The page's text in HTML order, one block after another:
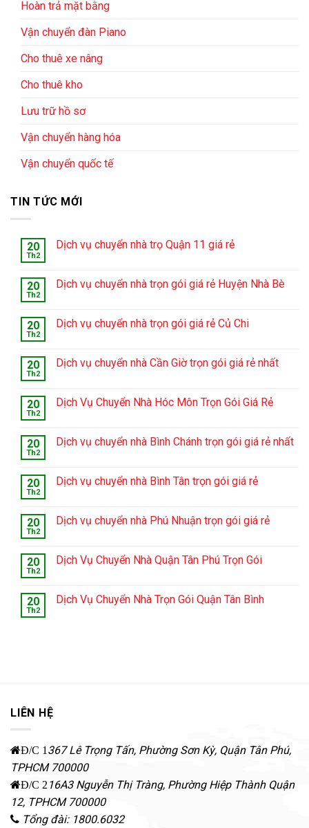
Hoàn trả mặt bằng
Vận chuyển đàn Piano
Cho thuê xe nâng
Cho thuê kho
Lưu trữ hồ sơ
Vận chuyển hàng hóa
Vận chuyển quốc tế
TIN TỨC MỚI
20
Th2
Dịch vụ chuyển nhà trọ Quận 11 giá rẻ
20
Th2
Dịch vụ chuyển nhà trọn gói giá rẻ Huyện Nhà Bè
20
Th2
Dịch vụ chuyển nhà trọn gói giá rẻ Củ Chi
20
Th2
Dịch vụ chuyển nhà Cần Giờ trọn gói giá rẻ nhất
20
Th2
Dịch Vụ Chuyển Nhà Hóc Môn Trọn Gói Giá Rẻ
20
Th2
Dịch vụ chuyển nhà Bình Chánh trọn gói giá rẻ nhất
20
Th2
Dịch vụ chuyển nhà Bình Tân trọn gói giá rẻ
20
Th2
Dịch vụ chuyển nhà Phú Nhuận trọn gói giá rẻ
20
Th2
Dịch Vụ Chuyển Nhà Quận Tân Phú Trọn Gói
20
Th2
Dịch Vụ Chuyển Nhà Trọn Gói Quận Tân Bình
LIÊN HỆ
Đ/C 1 367 Lê Trọng Tấn, Phường Sơn Kỳ, Quận Tân Phú,
TPHCM 700000
Đ/C 2 16A3 Nguyễn Thị Tràng, Phường Hiệp Thành Quận
12, TPHCM 700000
Tổng đài: 1800.6032